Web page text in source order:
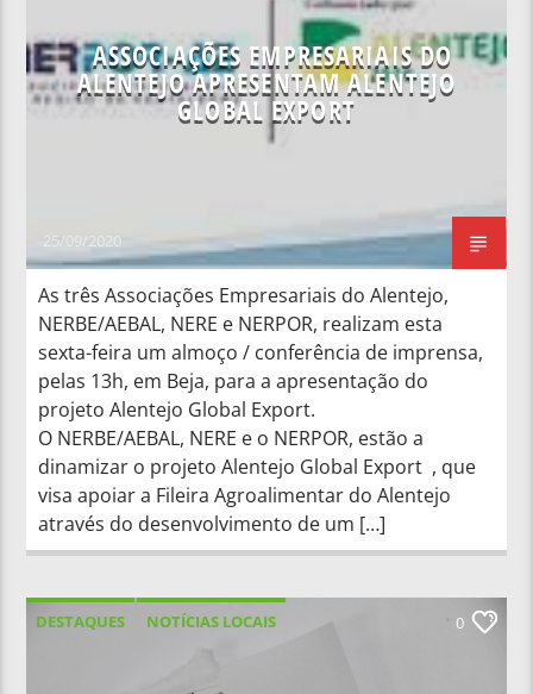
ASSOCIAÇÕES EMPRESARIAIS DO
ALENTEJO APRESENTAM ALENTEJO
GLOBAL EXPORT
25/09/2020
As três Associações Empresariais do Alentejo,
NERBE/AEBAL, NERE e NERPOR, realizam esta
sexta-feira um almoço / conferência de imprensa,
pelas 13h, em Beja, para a apresentação do
projeto Alentejo Global Export.
O NERBE/AEBAL, NERE e o NERPOR, estão a
dinamizar o projeto Alentejo Global Export , que
visa apoiar a Fileira Agroalimentar do Alentejo
através do desenvolvimento de um […]
DESTAQUES NOTÍCIAS LOCAIS 0